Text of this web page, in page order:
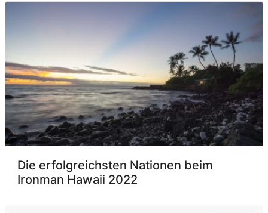
Die erfolgreichsten Nationen beim
Ironman Hawaii 2022